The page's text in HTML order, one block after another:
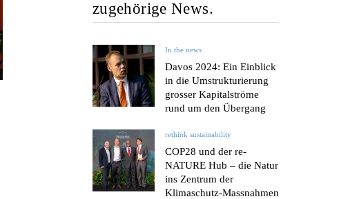
zugehörige News.
In the news
Davos 2024: Ein Einblick
in die Umstrukturierung
grosser Kapitalströme
rund um den Übergang
rethink sustainability
COP28 und der re-
NATURE Hub – die Natur
ins Zentrum der
Klimaschutz-Massnahmen